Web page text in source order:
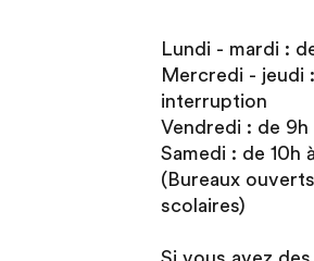
Lundi - mardi :
Mercredi - jeudi
interruption
Vendredi : de 9h
Samedi : de 10h
(Bureaux
scolaires)